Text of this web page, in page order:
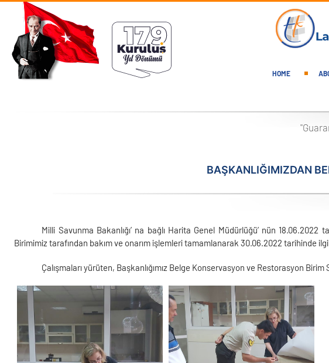
Skip to main content
HOME
BAŞKANLIĞIMIZDAN
Milli Savunma Bakanlığı’ na bağlı Harita Genel Müdürlüğü’ nün
Birimimiz tarafından bakım ve onarım işlemleri tamamlanarak 30.06.2022 tarihinde
Çalışmaları yürüten, Başkanlığımız Belge Konservasyon ve Restorasyon